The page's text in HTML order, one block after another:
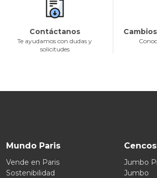
Contáctanos
Te ayudamos con dudas y
solicitudes
Mundo Paris
Vende en Paris
Sostenibilidad
Jumbo
Jumbo